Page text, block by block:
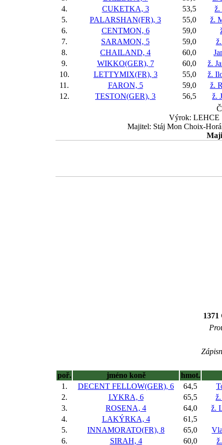
4.
CUKETKA, 3 53,5
ž.
5.
PALARSHAN(FR), 3 55,0
ž.
6.
CENTMON, 6 59,0
7.
SARAMON, 5 59,0
8.
CHAILAND, 4 60,0
9.
WIKKO(GER), 7 60,0
ž.
10.
LETTYMIX(FR), 3 55,0
ž.
11.
FARON, 5 59,0
ž.
12.
TESTON(GER), 3 56,5
ž.
Výrok: LEHCE
Majitel: Stáj Mon Choix-
1371
poř. jméno koně
hmot.
1.
DECENT FELLOW(GER), 6 64,5
2.
LYKRA, 6 65,5
3.
ROSENA, 4 64,0
ž.
4.
LAKÝRKA, 4
61,5
5.
INNAMORATO(FR), 8 65,0
6.
SIRAH, 4 60,0